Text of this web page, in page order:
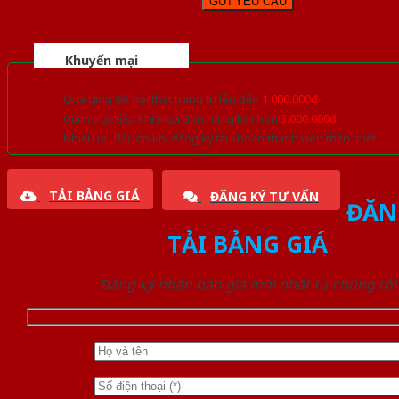
Khuyến mại
Quà tặng đồ nội thất trang trí lên đến 1.000.000đ
Giảm trực tiếp khi mua đơn hàng lớn hơn 3.000.000đ
Nhiều ưu đãi lớn khi đăng ký tài khoản thành viên thân thiết
TẢI BẢNG GIÁ ĐĂNG KÝ TƯ VẤN
TẢI BẢNG GIÁ
Đăng ký nhận báo giá mới nhất từ chúng tôi